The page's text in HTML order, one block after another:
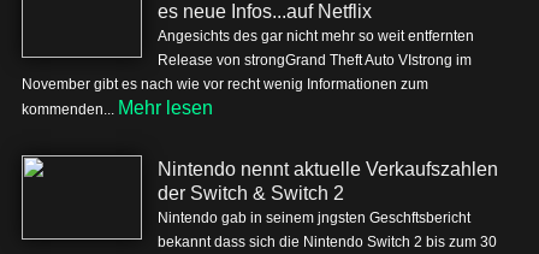
es neue Infos...auf Netflix
Angesichts des gar nicht mehr so weit entfernten
Release von strongGrand Theft Auto VIstrong im
November gibt es nach wie vor recht wenig Informationen zum
kommenden... Mehr lesen
Nintendo nennt aktuelle Verkaufszahlen
der Switch & Switch 2
Nintendo gab in seinem jngsten Geschftsbericht
bekannt dass sich die Nintendo Switch 2 bis zum 30